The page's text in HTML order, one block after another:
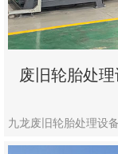
废旧轮胎处
九龙废旧轮胎处理设